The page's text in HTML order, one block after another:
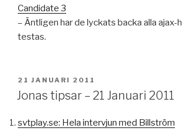
Candidate 3
– Äntligen har de lyckats backa alla ajax-
testas.
PUBLICERAT
21 JANUARI 2011
Jonas tipsar – 21 Januari 2011
svtplay.se: Hela intervjun med Billström